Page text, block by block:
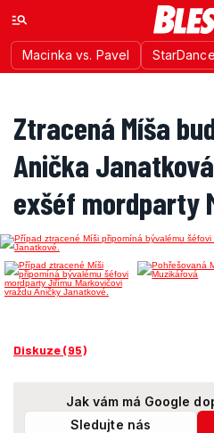
Macinka vs. Pavel StarDance
Ztracená Míša
Anička
exšéf mordparty
Diskuze (95)
Jak vám má Google
Sledujte nás